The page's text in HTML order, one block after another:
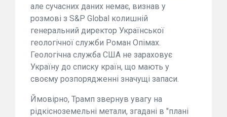
але сучасних даних немає, визнав у
розмові з S&P Global колишній
генеральний директор Української
геологічної служби Роман Опімах.
Геологічна служба США не зараховує
Україну до списку країн, що мають у
своєму розпорядженні значущі запаси.
Ймовірно, Трамп звернув увагу на
рідкісноземельні метали, згадані в "плані